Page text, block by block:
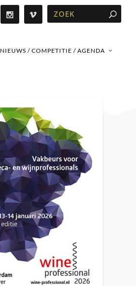
NIEUWS / COMPETITIE / AGENDA